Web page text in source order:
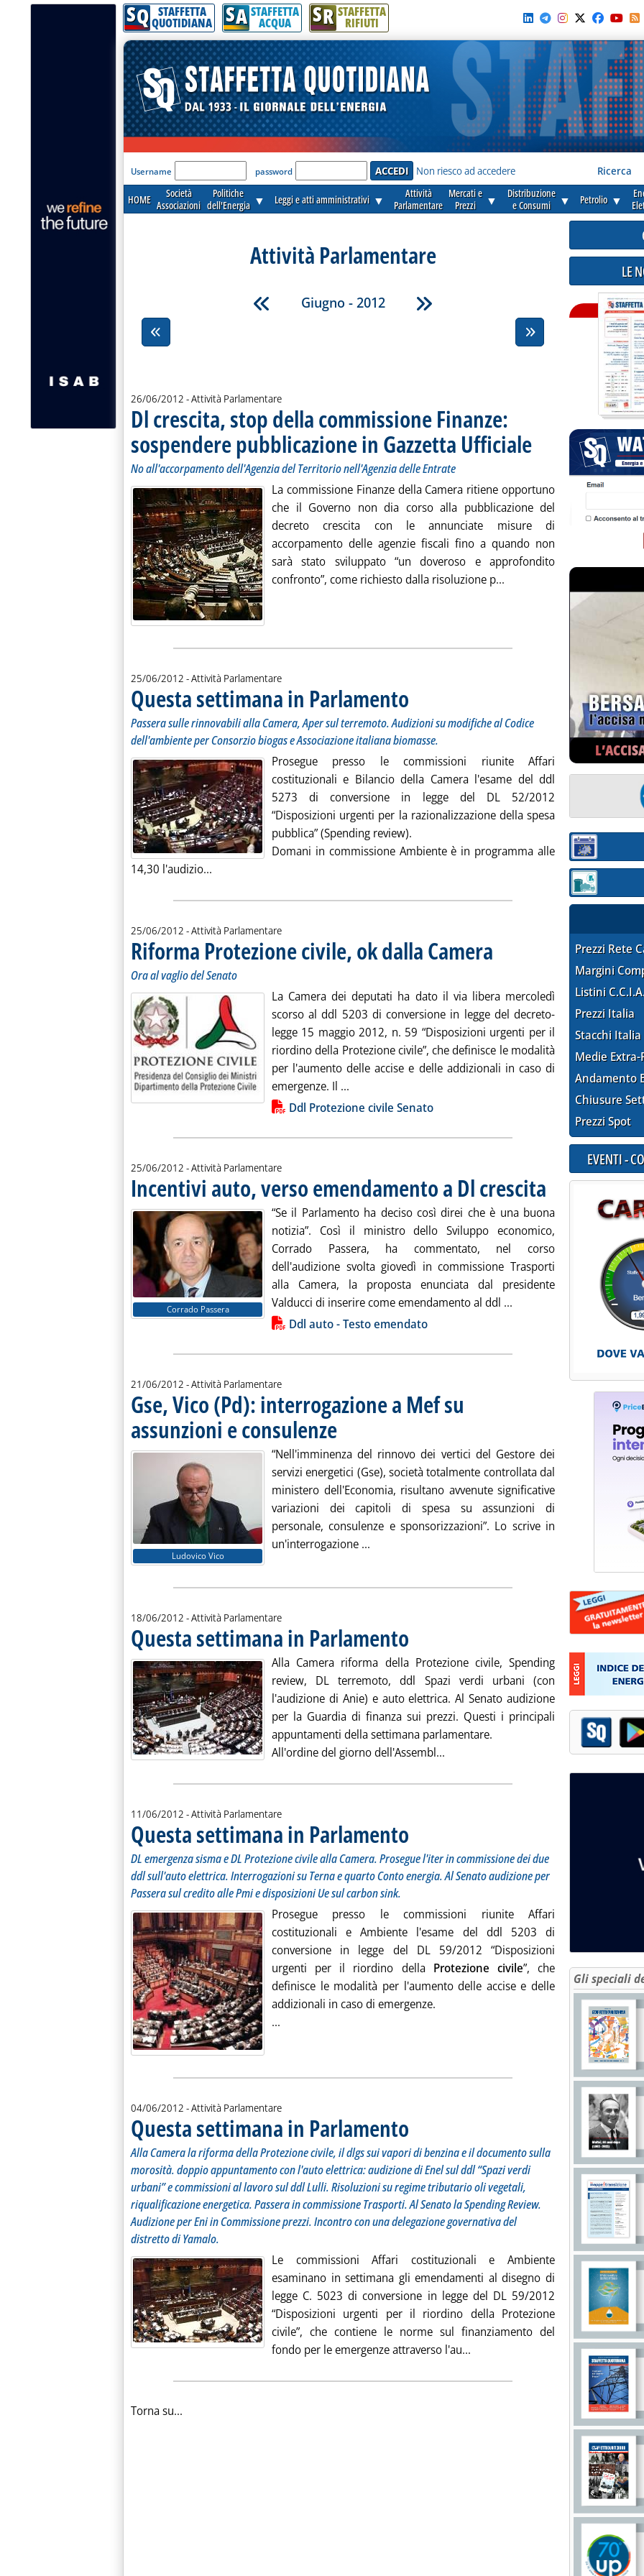
SQ STAFFETTA
QUOTIDIANA SA STAFFETTA
ACQUA SR STAFFETTA
RIFIUTI
'Modulo Login per accedere'
Username password Non riesco ad accedere Ricerca
HOME
Società
Associazioni
Politiche
dell'Energia ▼ Leggi e atti amministrativi ▼
Attività
Parlamentare
Mercati e
Prezzi
▼
Distribuzione
e Consumi
▼ Petrolio ▼
Attività Parlamentare
Giugno - 2012
26/06/2012 - Attività Parlamentare
Dl crescita, stop della commissione Finanze:
sospendere pubblicazione in Gazzetta Ufficiale . Sottotitolo: No
. Pubblicata martedì 26 giugno
No all'accorpamento dell'Agenzia del Territorio nell'Agenzia delle Entrate
La commissione Finanze della Camera ritiene opportuno
che il Governo non dia corso alla pubblicazione del
decreto crescita con le annunciate misure di
accorpamento delle agenzie fiscali fino a quando non
sarà stato sviluppato “un doveroso e approfondito
confronto”, come richiesto dalla risoluzione p... Leggi tutta la notizia: 'Dl
25/06/2012 - Attività Parlamentare
Questa settimana in Parlamento . Sottotitolo: Passera sulle rinnovabili alla Camera, Aper sul
Passera sulle rinnovabili alla Camera, Aper sul terremoto. Audizioni su modifiche al Codice
dell'ambiente per Consorzio biogas e Associazione italiana biomasse.
Prosegue presso le commissioni riunite Affari
costituzionali e Bilancio della Camera l'esame del ddl
5273 di conversione in legge del DL 52/2012
“Disposizioni urgenti per la razionalizzazione della spesa
pubblica” (Spending review).
Domani in commissione Ambiente è in programma alle
14,30 l'audizio...
25/06/2012 - Attività Parlamentare
Riforma Protezione civile, ok dalla Camera . Sottotitolo: Ora al vaglio del Senato
. Pubblicata lunedì 25 giugno 2012 alle
Ora al vaglio del Senato
La Camera dei deputati ha dato il via libera mercoledì
scorso al ddl 5203 di conversione in legge del decreto-
legge 15 maggio 2012, n. 59 “Disposizioni urgenti per il
riordino della Protezione civile”, che definisce le modalità
per l'aumento delle accise e delle addizionali in caso di
emergenze. Il ... Leggi tutta la notizia: 'Riforma Protezione civile, ok dalla
Lista allegati PDF alla notiziaDdl Protezione civile Senato
25/06/2012 - Attività Parlamentare
Incentivi auto, verso emendamento a Dl crescita . Pubblicata lunedì 25
Corrado Passera
“Se il Parlamento ha deciso così direi che è una buona
notizia”. Così il ministro dello Sviluppo economico,
Corrado Passera, ha commentato, nel corso
dell'audizione svolta giovedì in commissione Trasporti
alla Camera, la proposta enunciata dal presidente
Valducci di inserire come emendamento al ddl ... Leggi tutta la notizia:
Lista allegati PDF alla notiziaDdl auto - Testo emendato
21/06/2012 - Attività Parlamentare
Gse, Vico (Pd): interrogazione a Mef su
assunzioni e consulenze
Ludovico Vico
“Nell'imminenza del rinnovo dei vertici del Gestore dei
servizi energetici (Gse), società totalmente controllata dal
ministero dell'Economia, risultano avvenute significative
variazioni dei capitoli di spesa su assunzioni di
personale, consulenze e sponsorizzazioni”. Lo scrive in
un'interrogazione ... Leggi tutta la notizia: 'Gse, Vico (Pd): interrogazione
18/06/2012 - Attività Parlamentare
Questa settimana in Parlamento
Alla Camera riforma della Protezione civile, Spending
review, DL terremoto, ddl Spazi verdi urbani (con
l'audizione di Anie) e auto elettrica. Al Senato audizione
per la Guardia di finanza sui prezzi. Questi i principali
appuntamenti della settimana parlamentare.
All'ordine del giorno dell'Assembl... Leggi tutta la notizia: 'Questa
11/06/2012 - Attività Parlamentare
Questa settimana in Parlamento
DL emergenza sisma e DL Protezione civile alla Camera. Prosegue l'iter in commissione dei due
ddl sull'auto elettrica. Interrogazioni su Terna e quarto Conto energia. Al Senato audizione per
Passera sul credito alle Pmi e disposizioni Ue sul carbon sink.
Prosegue presso le commissioni riunite Affari
costituzionali e Ambiente l'esame del ddl 5203 di
conversione in legge del DL 59/2012 “Disposizioni
urgenti per il riordino della Protezione civile”, che
definisce le modalità per l'aumento delle accise e delle
addizionali in caso di emergenze.
...
04/06/2012 - Attività Parlamentare
Questa settimana in Parlamento . Sottotitolo: Alla Camera la riforma della Protezione civile, il dlgs
Alla Camera la riforma della Protezione civile, il dlgs sui vapori di benzina e il documento sulla
morosità. doppio appuntamento con l'auto elettrica: audizione di Enel sul ddl “Spazi verdi
urbani” e commissioni al lavoro sul ddl Lulli. Risoluzioni su regime tributario oli vegetali,
riqualificazione energetica. Passera in commissione Trasporti. Al Senato la Spending Review.
Audizione per Eni in Commissione prezzi. Incontro con una delegazione governativa del
distretto di Yamalo.
Le commissioni Affari costituzionali e Ambiente
esaminano in settimana gli emendamenti al disegno di
legge C. 5023 di conversione in legge del DL 59/2012
“Disposizioni urgenti per il riordino della Protezione
civile”, che contiene le norme sul finanziamento del
fondo per le emergenze attraverso l'au... Leggi tutta la notizia: 'Questa
Torna su...
LE
Sezione:
Sezione:
Prezzi Rete
Margini
Listini
Prezzi Italia
Stacchi Italia
Medie Extra-
Andamento
Chiusure
Prezzi Spot
EVENTI -
Gli speciali